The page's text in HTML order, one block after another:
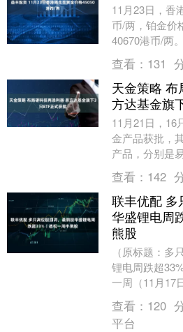
11月23日，香
币/两，铂金价
40670港币/两
实际为准）同
查看： 131
天金策略 布
方达基金旗
11月21日，16
金产品获批，
产品，分别是
能ETF、易方
方达上....
查看： 142
联丰优配 多
华盛锂电周
熊股
（原标题：多
锂电周跌超
一周（11月17
指数集体下跌
证....
查看： 120
平台